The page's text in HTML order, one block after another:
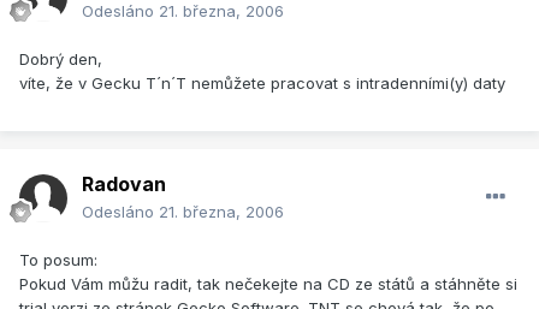
Odesláno 21. března, 2006
Dobrý den,
víte, že v Gecku T´n´T nemůžete pracovat s intradenními(y) daty
Radovan
Odesláno 21. března, 2006
To posum:
Pokud Vám můžu radit, tak nečekejte na CD ze států a stáhněte si